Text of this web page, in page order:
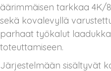
äärimmäisen tarkkaa 4K/
sekä kovalevyllä
parhaat työkalut
toteuttamiseen.
Järjestelmään sisältyvät